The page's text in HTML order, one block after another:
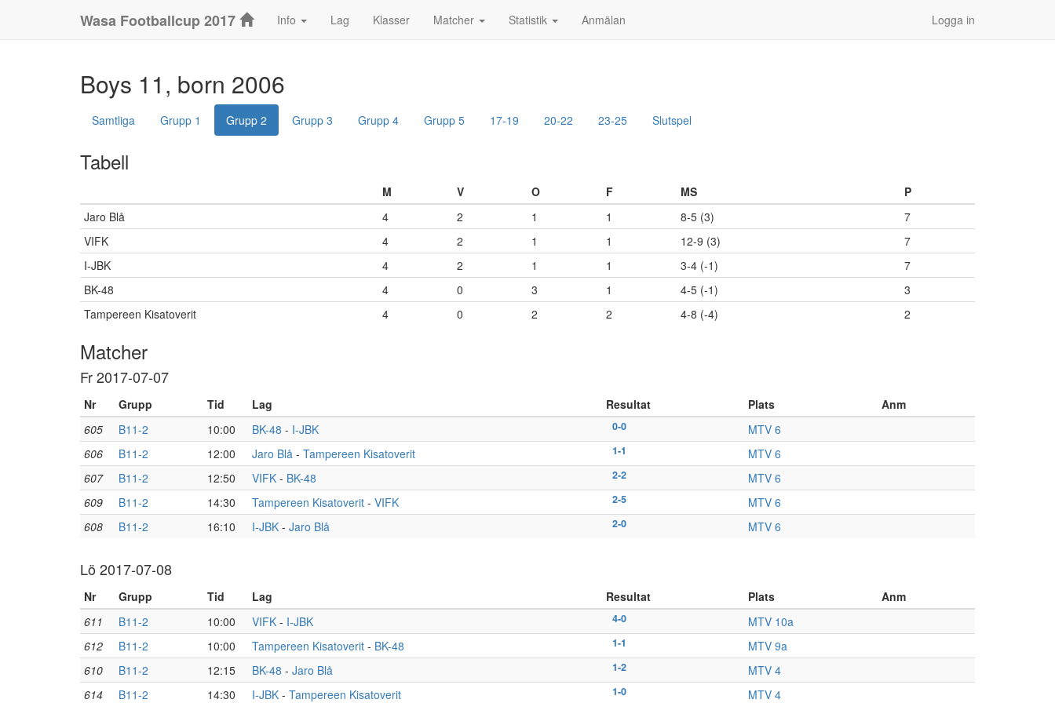
Wasa Footballcup 2017 Info Lag Klasser Matcher Statistik Anmälan Logga in
Boys 11, born 2006
Samtliga Grupp 1 Grupp 2 Grupp 3 Grupp 4 Grupp 5 17-19 20-22 23-25 Slutspel
Tabell
M V O F MS
P
Jaro Blå
4 2 1 1 8-5 (3)
7
VIFK
4 2 1 1 12-9 (3)
7
I-JBK
4 2 1 1 3-4 (-1)
7
BK-48
4 0 3 1 4-5 (-1)
3
Tampereen Kisatoverit
4 0 2 2 4-8 (-4) 2
Matcher
Fr 2017-07-07
Nr Grupp Tid Lag Resultat Plats
Anm
605
B11-2 10:00 BK-48 - I-JBK 0-0
MTV 6
606
B11-2 12:00 Jaro Blå - Tampereen Kisatoverit 1-1
MTV 6
607
B11-2 12:50 VIFK - BK-48 2-2
MTV 6
609
B11-2 14:30 Tampereen Kisatoverit - VIFK 2-5
MTV 6
608
B11-2 16:10 I-JBK - Jaro Blå 2-0 MTV 6
Lö 2017-07-08
Nr Grupp Tid Lag Resultat Plats
Anm
611
B11-2 10:00 VIFK - I-JBK 4-0
MTV 10a
612
B11-2 10:00 Tampereen Kisatoverit - BK-48 1-1
MTV 9a
610
B11-2 12:15 BK-48 - Jaro Blå 1-2
MTV 4
614
B11-2 14:30 I-JBK - Tampereen Kisatoverit 1-0 MTV 4